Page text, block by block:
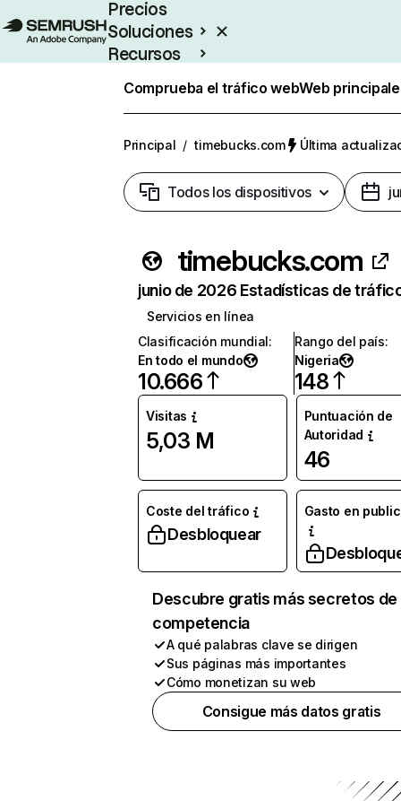
Precios
Soluciones
Recursos
Comprueba el tráfico webWeb
Principal / timebucks.com Última
Todos los dispositivos
timebucks.com
junio de 2026 Estadísticas de
Servicios en línea
Clasificación mundial:
En todo el mundo
10.666
Rango del país:
Nigeria
148
Visitas
5,03 M
Puntuación de
Autoridad
46
Coste del tráfico
Desbloquear
Gasto en
Descubre gratis más secretos de
competencia
A qué palabras clave se dirigen
Sus páginas más importantes
Cómo monetizan su web
Consigue más datos gratis